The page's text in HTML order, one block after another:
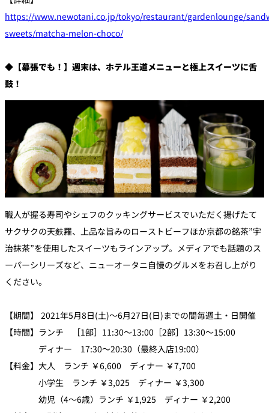
https://www.newotani.co.jp/tokyo/restaurant/gardenlounge/
sweets/matcha-melon-choco/
◆【幕張でも！】週末は、ホテル王道メニューと極上スイーツに舌
鼓！
職人が握る寿司やシェフのクッキングサービスでいただく揚げたて
サクサクの天麩羅、上品な旨みのローストビーフほか京都の銘茶”宇
治抹茶”を使用したスイーツもラインアップ。メディアでも話題のス
ーパーシリーズなど、ニューオータニ自慢のグルメをお召し上がり
ください。
【期間】 2021年5月8日(土)～6月27日(日)までの間毎週土・日開催
【時間】ランチ ［1部］11:30～13:00［2部］13:30～15:00
ディナー 17:30～20:30（最終入店19:00）
【料金】大人 ランチ ￥6,600 ディナー ￥7,700
小学生 ランチ ￥3,025 ディナー ￥3,300
幼児（4～6歳）ランチ ￥1,925 ディナー ￥2,200